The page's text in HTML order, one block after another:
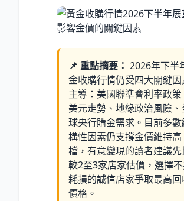
📌 重點摘要： 2026年下半
金收購行情仍受四大關鍵因
主導：美國聯準會利率政策
美元走勢、地緣政治風險、
球央行購金需求。目前多數
構性因素仍支撐金價維持高
檔，有意變現的讀者建議先
較2至3家店家估價，選擇
耗損的誠信店家爭取最高回
價格。